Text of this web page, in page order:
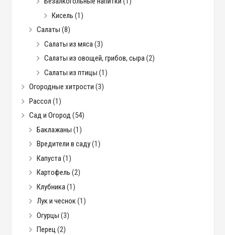
Кисель (1)
Салаты (8)
Салаты из мяса(3)
Салаты из овощей, грибов, сыра(2)
Салаты из птицы (1)
Огородные хитрости (3)
Рассол (1)
Сад и Огород (54)
Баклажаны (1)
Вредители в саду(1)
Капуста(1)
Картофель (2)
Клубника(1)
Лук и чеснок(1)
Огурцы (3)
Перец (2)